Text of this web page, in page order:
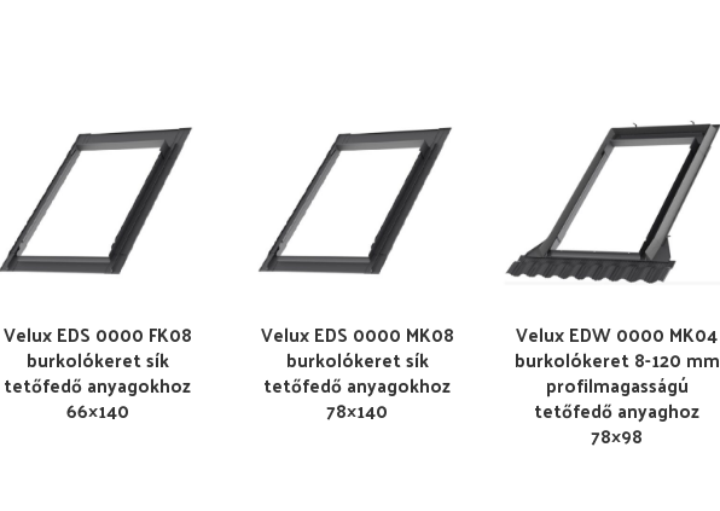
Velux EDS 0000 FK08
burkolókeret sík
tetőfedő anyagokhoz
66×140
Velux EDS 0000 MK08
burkolókeret sík
tetőfedő anyagokhoz
78×140
Velux EDW 0000 MK04
burkolókeret 8-120 mm
profilmagasságú
tetőfedő anyaghoz
78×98